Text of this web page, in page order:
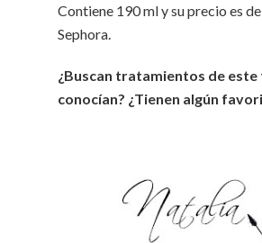
Contiene 190 ml y su precio es
Sephora.
¿Buscan tratamientos de este
conocían? ¿Tienen algún